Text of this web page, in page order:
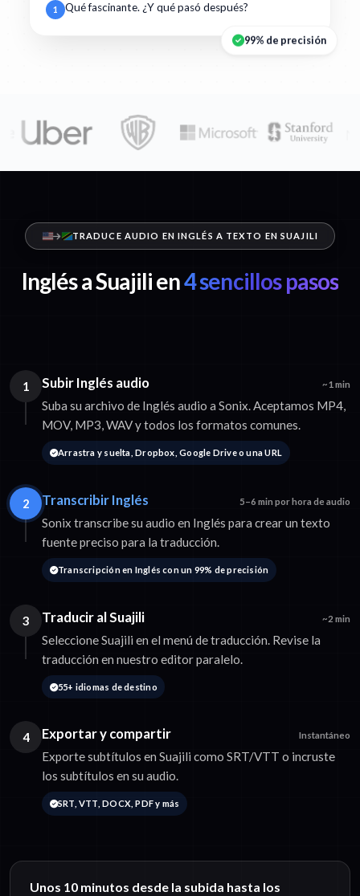
1 Qué fascinante. ¿Y qué pasó después?
99% de precisión
TRADUCE AUDIO EN INGLÉS A TEXTO EN SUAJILI
Inglés a Suajili en4 sencillos pasos
1 Subir Inglés audio ~1 min
Suba su archivo de Inglés audio a Sonix. Aceptamos MP4,
MOV, MP3, WAV y todos los formatos comunes.
Arrastra y suelta, Dropbox, Google Drive o una URL
2 Transcribir Inglés 5–6 min por hora de audio
Sonix transcribe su audio en Inglés para crear un texto
fuente preciso para la traducción.
Transcripción en Inglés con un 99% de precisión
3 Traducir al Suajili ~2 min
Seleccione Suajili en el menú de traducción. Revise la
traducción en nuestro editor paralelo.
55+ idiomas de destino
4 Exportar y compartir Instantáneo
Exporte subtítulos en Suajili como SRT/VTT o incruste
los subtítulos en su audio.
SRT, VTT, DOCX, PDF y más
Unos 10 minutos desde la subida hasta los